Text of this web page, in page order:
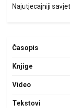
Najutjecajniji
Časopis
Knjige
Video
Tekstovi